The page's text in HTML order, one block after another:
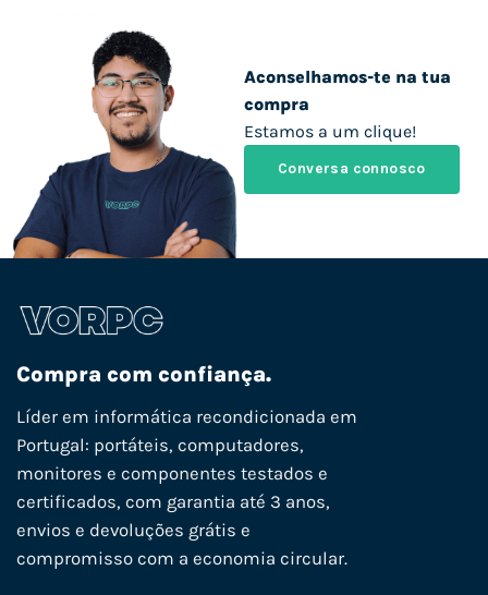
Aconselhamos-te na tua
compra
Estamos a um clique!
Conversa connosco
Compra com confiança.
Líder em informática recondicionada em
Portugal: portáteis, computadores,
monitores e componentes testados e
certificados, com garantia até 3 anos,
envios e devoluções grátis e
compromisso com a economia circular.